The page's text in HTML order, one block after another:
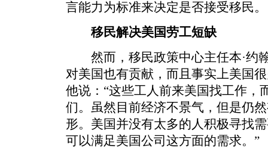
言能力为标准来决定是否接受移民。
移民解决美国劳工短缺
然而，移民政策中心主任本·约
对美国也有贡献，而且事实上美国
他说：“这些工人前来美国找工作，
们。虽然目前经济不景气，但是仍
形。美国并没有太多的人积极寻找
可以满足美国公司这方面的需求。”